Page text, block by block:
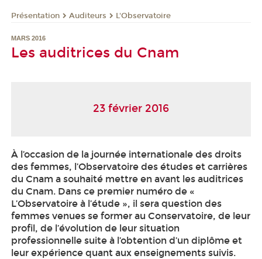
Présentation Auditeurs L'Observatoire
MARS 2016
Les auditrices du Cnam
23 février 2016
À l’occasion de la journée internationale des droits
des femmes, l’Observatoire des études et carrières
du Cnam a souhaité mettre en avant les auditrices
du Cnam. Dans ce premier numéro de «
L’Observatoire à l’étude », il sera question des
femmes venues se former au Conservatoire, de leur
profil, de l’évolution de leur situation
professionnelle suite à l’obtention d’un diplôme et
leur expérience quant aux enseignements suivis.